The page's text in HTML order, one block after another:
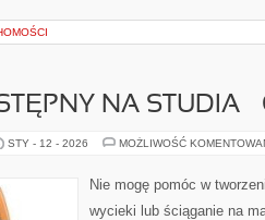
NA STUDIA –
STY - 12 - 2026 MOŻLIWOŚĆ
Nie mogę pomóc w
wycieki lub ściąganie na